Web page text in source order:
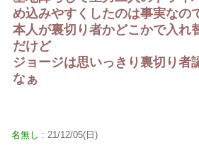
め込みやすくしたのは事実なの
本人が裏切り者かどこかで入れ
だけど
ジョージは思いっきり裏切り者
なぁ
名無し : 21/12/05(日)